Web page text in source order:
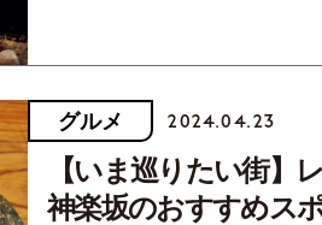
グルメ 2024.04.23
【いま巡りたい街】
神楽坂のおすすめス